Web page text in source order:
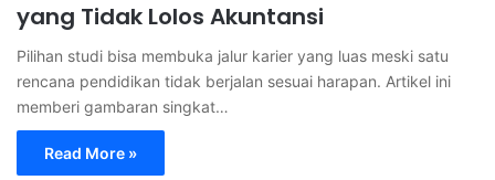
yang Tidak Lolos Akuntansi
Pilihan studi bisa membuka jalur karier yang luas meski satu
rencana pendidikan tidak berjalan sesuai harapan. Artikel ini
memberi gambaran singkat…
Read More »